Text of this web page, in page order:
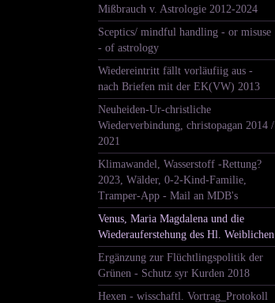
Mißbrauch v. Astrologie 2012-2024
Sceptics/ mindful handling - or misuse
- of astrology
Wiedereintritt fällt vorläufiig aus -
nach Briefen mit der EK(VW) 2013
Neuheiden-Ur-christliche
Wiederverbindung, christopagan 2014 /
2021
Klimawandel, Wasserstoff -Rettung?
2023, Wälder, 0-2-Kind-Familie,
Tramper-App - Mail an MDB's
Venus, Maria Magdalena und die
Wiederauferstehung des Hl. Weiblichen
Ergänzung zur Flüchtlingspolitik der
Grünen - Schutz syr Kurden 2018
Hexen - wisschaftl. Vortrag_Protokoll